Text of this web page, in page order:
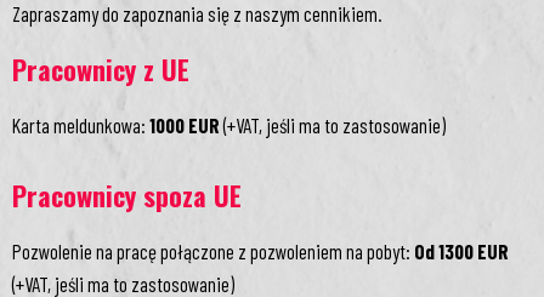
Zapraszamy do zapoznania się z naszym cennikiem.
Pracownicy z UE
Karta meldunkowa: 1000 EUR(+VAT, jeśli ma to zastosowanie)
Pracownicy spoza UE
Pozwolenie na pracę połączone z pozwoleniem na pobyt: Od 1300 EUR
(+VAT, jeśli ma to zastosowanie)